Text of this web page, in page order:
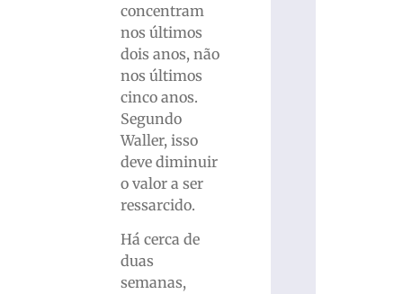
concentram
nos últimos
dois anos, não
nos últimos
cinco anos.
Segundo
Waller, isso
deve diminuir
o valor a ser
ressarcido.
Há cerca de
duas
semanas,